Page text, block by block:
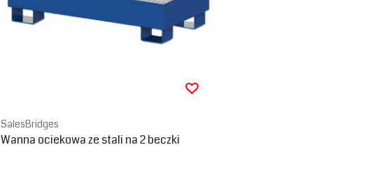
SalesBridges
Wanna ociekowa ze stali na 2 beczki